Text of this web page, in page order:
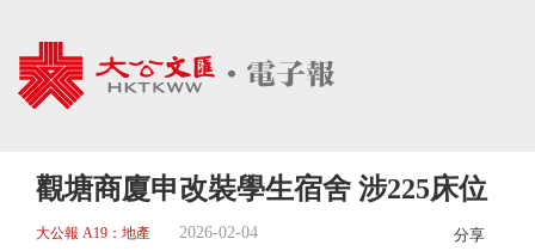
觀塘商廈申改裝學生宿舍 涉225床位
大公報 A19：地產 2026-02-04 分享